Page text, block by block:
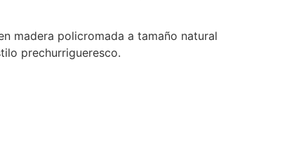
madera policromada a tamaño natural
prechurrigueresco.